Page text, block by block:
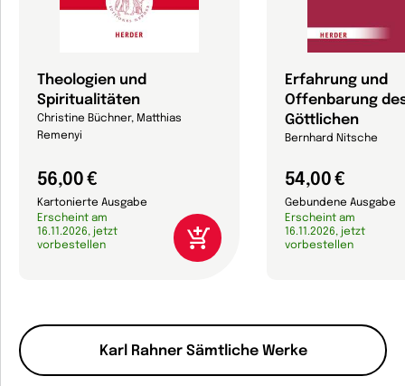
Karl Rahner Sämtliche Werke
Theologien und
Spiritualitäten
Christine Büchner, Matthias
Remenyi
56,00 €
Kartonierte Ausgabe
Erscheint am
16.11.2026, jetzt
vorbestellen
Erfahrung und
Offenbarung
Göttlichen
Bernhard Nitsche
54,00 €
Gebundene Ausgabe
Erscheint am
16.11.2026, jetzt
vorbestellen